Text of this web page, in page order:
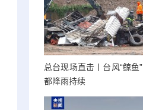
总台现场直击丨台风“鲸鱼
都降雨持续